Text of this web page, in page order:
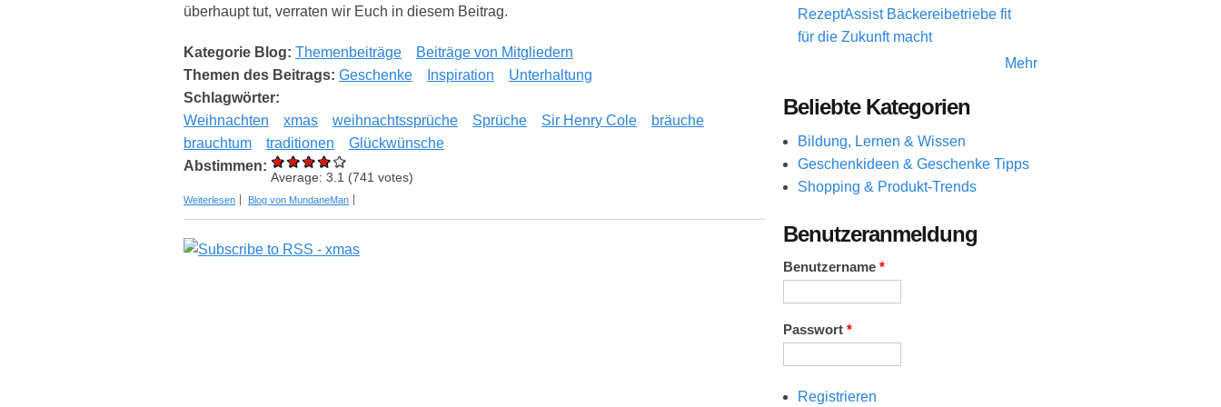
überhaupt tut, verraten wir Euch in diesem Beitrag.
Kategorie Blog: Themenbeiträge
Beiträge von Mitgliedern
Themen des Beitrags: Geschenke Inspiration
Unterhaltung
Schlagwörter:
Weihnachten
xmas weihnachtssprüche Sprüche Sir Henry Cole
bräuche
brauchtum
traditionen
Glückwünsche
Abstimmen:
Average: 3.1 (741 votes)
Weiterlesen über Weihnachtssprüche und deren Tradition
Blog von MundaneMan
RezeptAssist Bäckereibetriebe fit
für die Zukunft macht
Mehr
Beliebte Kategorien
Bildung, Lernen & Wissen
Geschenkideen & Geschenke Tipps
Shopping & Produkt-Trends
Benutzeranmeldung
Benutzername *
Passwort *
Registrieren